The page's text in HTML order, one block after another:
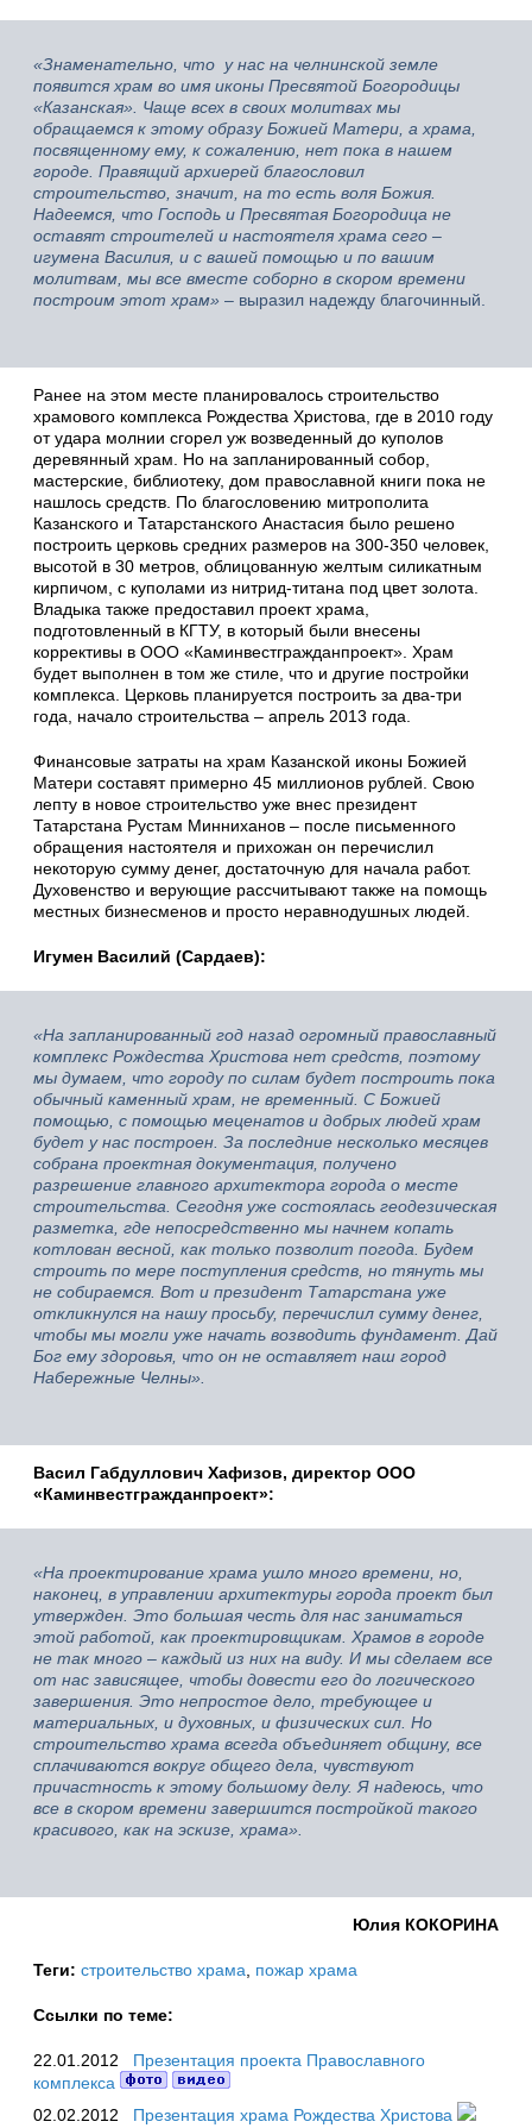
«Знаменательно, что у нас на челнинской земле
появится храм во имя иконы Пресвятой Богородицы
«Казанская». Чаще всех в своих молитвах мы
обращаемся к этому образу Божией Матери, а храма,
посвященному ему, к сожалению, нет пока в нашем
городе. Правящий архиерей благословил
строительство, значит, на то есть воля Божия.
Надеемся, что Господь и Пресвятая Богородица не
оставят строителей и настоятеля храма сего –
игумена Василия, и с вашей помощью и по вашим
молитвам, мы все вместе соборно в скором времени
построим этот храм» – выразил надежду благочинный.
Ранее на этом месте планировалось строительство
храмового комплекса Рождества Христова, где в 2010 году
от удара молнии сгорел уж возведенный до куполов
деревянный храм. Но на запланированный собор,
мастерские, библиотеку, дом православной книги пока не
нашлось средств. По благословению митрополита
Казанского и Татарстанского Анастасия было решено
построить церковь средних размеров на 300-350 человек,
высотой в 30 метров, облицованную желтым силикатным
кирпичом, с куполами из нитрид-титана под цвет золота.
Владыка также предоставил проект храма,
подготовленный в КГТУ, в который были внесены
коррективы в ООО «Каминвестгражданпроект». Храм
будет выполнен в том же стиле, что и другие постройки
комплекса. Церковь планируется построить за два-три
года, начало строительства – апрель 2013 года.
Финансовые затраты на храм Казанской иконы Божией
Матери составят примерно 45 миллионов рублей. Свою
лепту в новое строительство уже внес президент
Татарстана Рустам Минниханов – после письменного
обращения настоятеля и прихожан он перечислил
некоторую сумму денег, достаточную для начала работ.
Духовенство и верующие рассчитывают также на помощь
местных бизнесменов и просто неравнодушных людей.
Игумен Василий (Сардаев):
«На запланированный год назад огромный православный
комплекс Рождества Христова нет средств, поэтому
мы думаем, что городу по силам будет построить пока
обычный каменный храм, не временный. С Божией
помощью, с помощью меценатов и добрых людей храм
будет у нас построен. За последние несколько месяцев
собрана проектная документация, получено
разрешение главного архитектора города о месте
строительства. Сегодня уже состоялась геодезическая
разметка, где непосредственно мы начнем копать
котлован весной, как только позволит погода. Будем
строить по мере поступления средств, но тянуть мы
не собираемся. Вот и президент Татарстана уже
откликнулся на нашу просьбу, перечислил сумму денег,
чтобы мы могли уже начать возводить фундамент. Дай
Бог ему здоровья, что он не оставляет наш город
Набережные Челны».
Васил Габдуллович Хафизов, директор ООО
«Каминвестгражданпроект»:
«На проектирование храма ушло много времени, но,
наконец, в управлении архитектуры города проект был
утвержден. Это большая честь для нас заниматься
этой работой, как проектировщикам. Храмов в городе
не так много – каждый из них на виду. И мы сделаем все
от нас зависящее, чтобы довести его до логического
завершения. Это непростое дело, требующее и
материальных, и духовных, и физических сил. Но
строительство храма всегда объединяет общину, все
сплачиваются вокруг общего дела, чувствуют
причастность к этому большому делу. Я надеюсь, что
все в скором времени завершится постройкой такого
красивого, как на эскизе, храма».
Юлия КОКОРИНА
Теги: строительство храма, пожар храма
Ссылки по теме:
22.01.2012 Презентация проекта Православного
комплекса
02.02.2012 Презентация храма Рождества Христова